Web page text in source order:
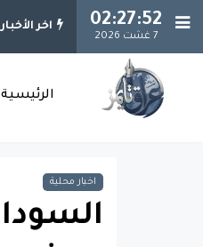
02:27:52
7 غشت 2026
اخر الأخبار
الرئيسية
اخبار محلية